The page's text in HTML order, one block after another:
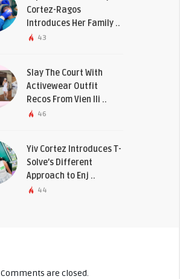
Cortez-Ragos
Introduces Her Family ..
43
Slay The Court With
Activewear Outfit
Recos From Vien Ili ..
46
Yiv Cortez Introduces T-
Solve’s Different
Approach to Enj ..
44
Comments are closed.